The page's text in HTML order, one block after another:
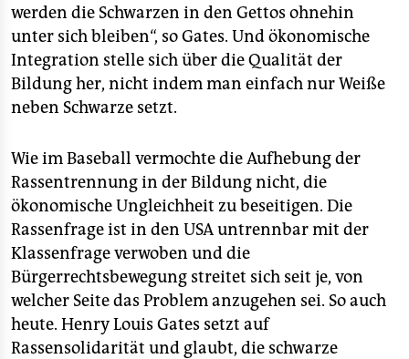
werden die Schwarzen in den Gettos ohnehin
unter sich bleiben“, so Gates. Und ökonomische
Integration stelle sich über die Qualität der
Bildung her, nicht indem man einfach nur Weiße
neben Schwarze setzt.
Wie im Baseball vermochte die Aufhebung der
Rassentrennung in der Bildung nicht, die
ökonomische Ungleichheit zu beseitigen. Die
Rassenfrage ist in den USA untrennbar mit der
Klassenfrage verwoben und die
Bürgerrechtsbewegung streitet sich seit je, von
welcher Seite das Problem anzugehen sei. So auch
heute. Henry Louis Gates setzt auf
Rassensolidarität und glaubt, die schwarze